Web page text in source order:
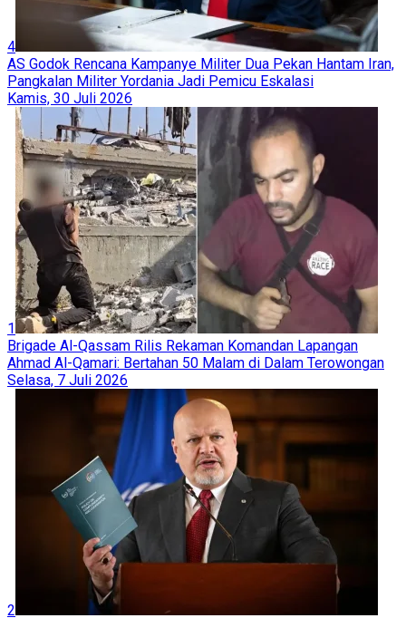
4
AS Godok Rencana Kampanye Militer Dua Pekan Hantam Iran,
Pangkalan Militer Yordania Jadi Pemicu Eskalasi
Kamis, 30 Juli 2026
1
Brigade Al-Qassam Rilis Rekaman Komandan Lapangan
Ahmad Al-Qamari: Bertahan 50 Malam di Dalam Terowongan
Selasa, 7 Juli 2026
2